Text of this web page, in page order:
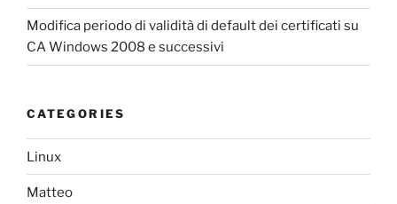
Modifica periodo di validità di default dei certificati su
CA Windows 2008 e successivi
CATEGORIES
Linux
Matteo